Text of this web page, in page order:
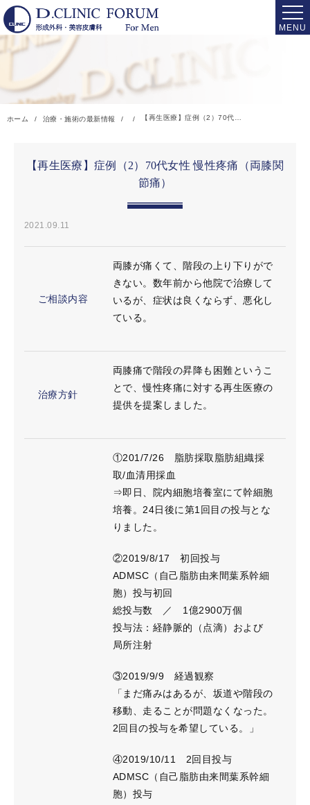
ホーム 治療・施術の最新情報
【再生医療】症例（2）70代女性 慢性疼痛（両膝関
節痛）
2021.09.11
ご相談内容
両膝が痛くて、階段の上り下りがで
きない。数年前から他院で治療して
いるが、症状は良くならず、悪化し
ている。
治療方針
両膝痛で階段の昇降も困難というこ
とで、慢性疼痛に対する再生医療の
提供を提案しました。
①201/7/26 脂肪採取脂肪組織採
取/血清用採血
⇒即日、院内細胞培養室にて幹細胞
培養。24日後に第1回目の投与とな
りました。
②2019/8/17 初回投与
ADMSC（自己脂肪由来間葉系幹細
胞）投与初回
総投与数 ／ 1億2900万個
投与法：経静脈的（点滴）および
局所注射
③2019/9/9 経過観察
「まだ痛みはあるが、坂道や階段の
移動、走ることが問題なくなった。
2回目の投与を希望している。」
④2019/10/11 2回目投与
ADMSC（自己脂肪由来間葉系幹細
胞）投与